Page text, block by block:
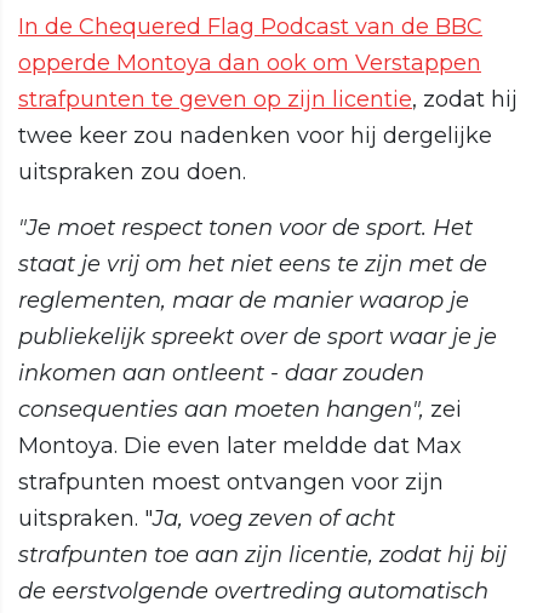
In de Chequered Flag Podcast van de BBC
opperde Montoya dan ook om Verstappen
strafpunten te geven op zijn licentie, zodat hij
twee keer zou nadenken voor hij dergelijke
uitspraken zou doen.
"Je moet respect tonen voor de sport. Het
staat je vrij om het niet eens te zijn met de
reglementen, maar de manier waarop je
publiekelijk spreekt over de sport waar je je
inkomen aan ontleent - daar zouden
consequenties aan moeten hangen", zei
Montoya. Die even later meldde dat Max
strafpunten moest ontvangen voor zijn
uitspraken. "Ja, voeg zeven of acht
strafpunten toe aan zijn licentie, zodat hij bij
de eerstvolgende overtreding automatisch